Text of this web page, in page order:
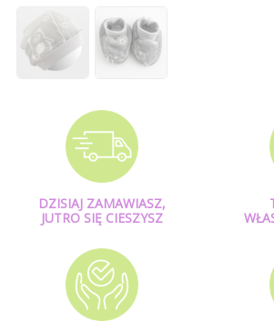
DZISIAJ ZAMAWIASZ,
JUTRO SIĘ CIESZYSZ